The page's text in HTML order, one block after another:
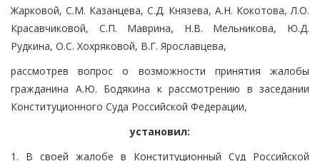
Жарковой, С.М. Казанцева, С.Д. Князева, А.Н. Кокотова, Л.О.
Красавчиковой, С.П. Маврина, Н.В. Мельникова, Ю.Д.
Рудкина, О.С. Хохряковой, В.Г. Ярославцева,
рассмотрев вопрос о возможности принятия жалобы
гражданина А.Ю. Бодякина к рассмотрению в заседании
Конституционного Суда Российской Федерации,
установил:
1. В своей жалобе в Конституционный Суд Российской